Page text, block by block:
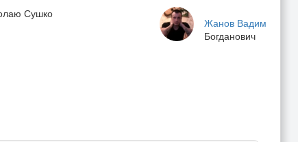
Жанов Вадим
Богданович
Сушко